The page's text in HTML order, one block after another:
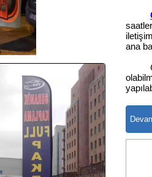
ana